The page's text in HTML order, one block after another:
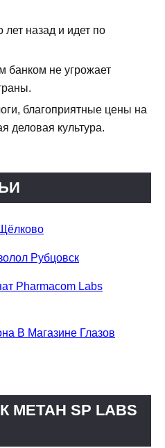
назад и идет по
банком не угрожает
благоприятные цены на
деловая культура.
Рубцовск
Pharmacom Labs
В Магазине Глазов
МЕТАН SP LABS